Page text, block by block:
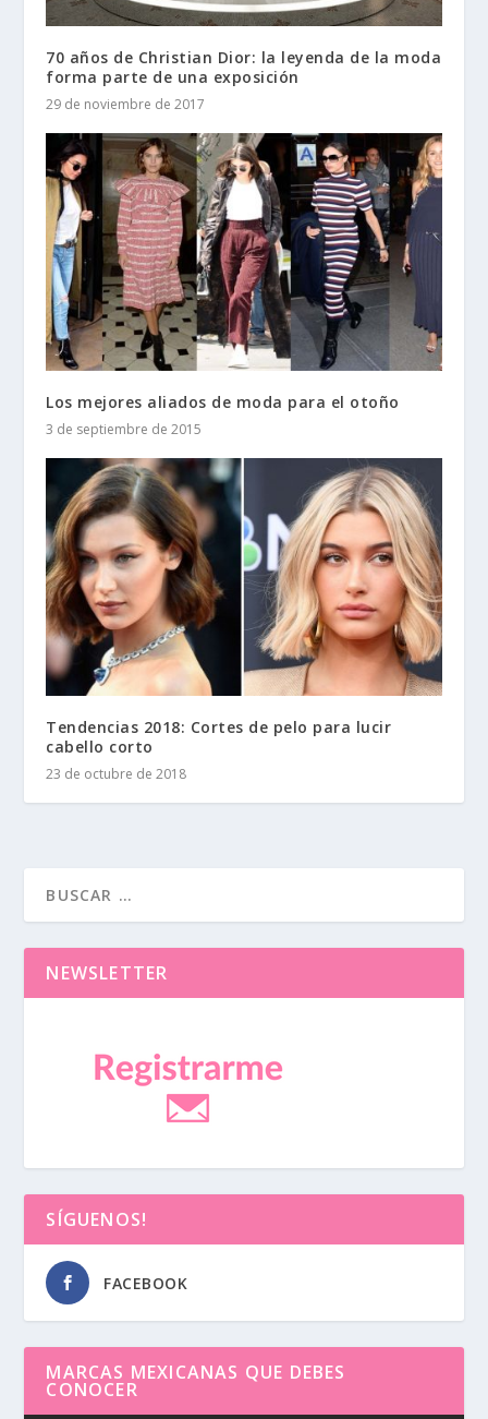
70 años de Christian Dior: la leyenda de la moda
forma parte de una exposición
29 de noviembre de 2017
Los mejores aliados de moda para el otoño
3 de septiembre de 2015
Tendencias 2018: Cortes de pelo para lucir
cabello corto
23 de octubre de 2018
NEWSLETTER
SÍGUENOS!
FACEBOOK
MARCAS MEXICANAS QUE DEBES
CONOCER